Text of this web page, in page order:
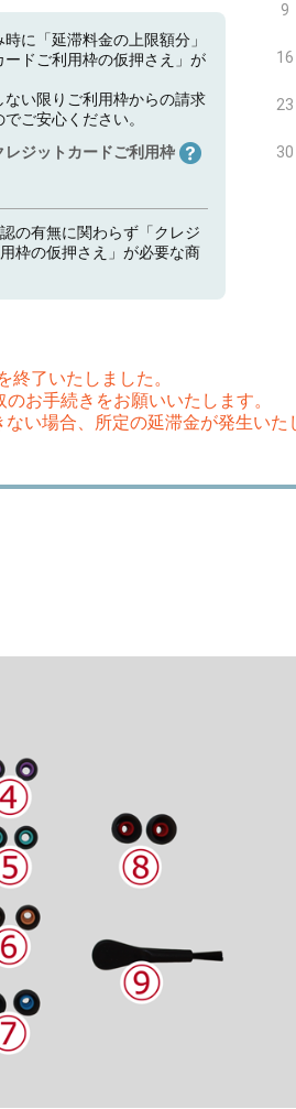
に「延滞料金の上限額分」
ードご利用枠の仮押さえ」が
ない限りご利用枠からの請求
ご安心ください。
レジットカードご利用枠
の有無に関わらず「クレジ
枠の仮押さえ」が必要な商
9
16
23
30
終了いたしました。
お手続きをお願いいたします。
い場合、所定の延滞金が発生いた